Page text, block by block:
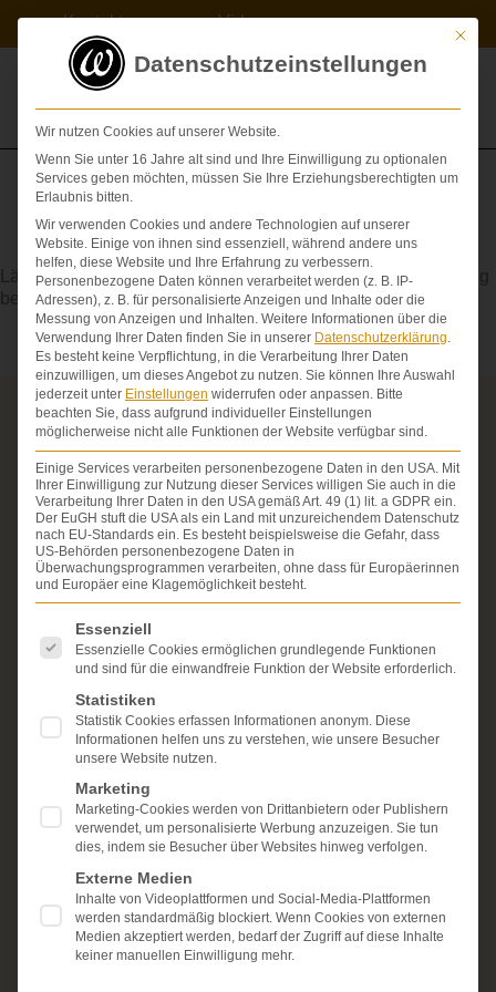
springen
Kontakt Videos
Paraplegie
Lähmung zweier symmetrischerExtremitäten , etwa: Lähmung
beider Beine beiQuerschnittlähmung
Über die Schmerzensgeld-Spezialisten
Seit über 25 Jahren vertreten wir als Fachanwälte
ausschließlich Geschädigte bei schweren
Personenschäden. Wir verfügen über ausgewiesene
Erfahrung im Arzthaftungsrecht, bei Unfallfolgen und
bei der Durchsetzung von Schmerzensgeld- und
Schadensersatzansprüchen.Ihr Recht steht für uns
im Mittelpunkt.
Mehr erfahren:
Unsere Kanzlei
Schmerzensgeld
Kostenlose Erstberatung
Mit
Datenschutzeinstellungen
Wir nutzen Cookies auf unserer Website.
Wenn Sie unter 16 Jahre alt sind und Ihre Einwilligung zu optionalen
Services geben möchten, müssen Sie Ihre Erziehungsberechtigten um
Erlaubnis bitten.
Wir verwenden Cookies und andere Technologien auf unserer
Website. Einige von ihnen sind essenziell, während andere uns
helfen, diese Website und Ihre Erfahrung zu verbessern.
Personenbezogene Daten können verarbeitet werden (z. B. IP-
Adressen), z. B. für personalisierte Anzeigen und Inhalte oder die
Messung von Anzeigen und Inhalten. Weitere Informationen über die
Verwendung Ihrer Daten finden Sie in unserer Datenschutzerklärung.
Es besteht keine Verpflichtung, in die Verarbeitung Ihrer Daten
einzuwilligen, um dieses Angebot zu nutzen. Sie können Ihre Auswahl
jederzeit unter Einstellungen widerrufen oder anpassen. Bitte
beachten Sie, dass aufgrund individueller Einstellungen
möglicherweise nicht alle Funktionen der Website verfügbar sind.
Einige Services verarbeiten personenbezogene Daten in den USA. Mit
Ihrer Einwilligung zur Nutzung dieser Services willigen Sie auch in die
Verarbeitung Ihrer Daten in den USA gemäß Art. 49 (1) lit. a GDPR ein.
Der EuGH stuft die USA als ein Land mit unzureichendem Datenschutz
nach EU-Standards ein. Es besteht beispielsweise die Gefahr, dass
US-Behörden personenbezogene Daten in
Überwachungsprogrammen verarbeiten, ohne dass für Europäerinnen
und Europäer eine Klagemöglichkeit besteht.
Es folgt eine Liste der Service-Gruppen, für die eine
Essenziell
Essenzielle Cookies ermöglichen grundlegende Funktionen
und sind für die einwandfreie Funktion der Website erforderlich.
Statistiken
Statistik Cookies erfassen Informationen anonym. Diese
Informationen helfen uns zu verstehen, wie unsere Besucher
unsere Website nutzen.
Marketing
Marketing-Cookies werden von Drittanbietern oder Publishern
verwendet, um personalisierte Werbung anzuzeigen. Sie tun
dies, indem sie Besucher über Websites hinweg verfolgen.
Externe Medien
Inhalte von Videoplattformen und Social-Media-Plattformen
werden standardmäßig blockiert. Wenn Cookies von externen
Medien akzeptiert werden, bedarf der Zugriff auf diese Inhalte
keiner manuellen Einwilligung mehr.